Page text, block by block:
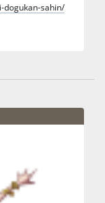
dogukan-sahin/